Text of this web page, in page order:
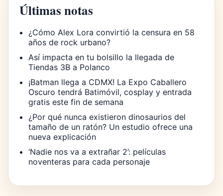
Últimas notas
¿Cómo Alex Lora convirtió la censura en 58
años de rock urbano?
Así impacta en tu bolsillo la llegada de
Tiendas 3B a Polanco
¡Batman llega a CDMX! La Expo Caballero
Oscuro tendrá Batimóvil, cosplay y entrada
gratis este fin de semana
¿Por qué nunca existieron dinosaurios del
tamaño de un ratón? Un estudio ofrece una
nueva explicación
‘Nadie nos va a extrañar 2’: películas
noventeras para cada personaje